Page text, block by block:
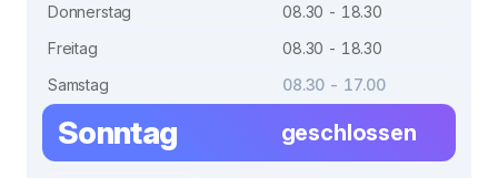
Donnerstag
08.30 - 18.30
Freitag
08.30 - 18.30
Samstag
08.30 - 17.00
Sonntag geschlossen